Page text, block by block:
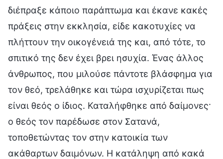
διέπραξε κάποιο παράπτωμα και έκανε κακές
πράξεις στην εκκλησία, είδε κακοτυχίες να
πλήττουν την οικογένειά της και, από τότε, το
σπιτικό της δεν έχει βρει ησυχία. Ένας άλλος
άνθρωπος, που μιλούσε πάντοτε βλάσφημα για
τον θεό, τρελάθηκε και τώρα ισχυρίζεται πως
είναι θεός ο ίδιος. Καταλήφθηκε από δαίμονες·
ο θεός τον παρέδωσε στον Σατανά,
τοποθετώντας τον στην κατοικία των
ακάθαρτων δαιμόνων. Η κατάληψη από κακά